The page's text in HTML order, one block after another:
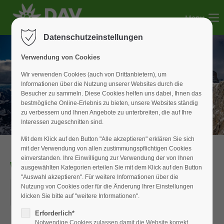
Der Eintrag "offcanvas-col2" existiert leider nicht.
Der Eintrag "offcanvas-col3" existiert leider nicht.
Der Eintrag "offcanvas-col4" existiert leider nicht.
Menu
WAN_Senioren
18.04.2018
ORT: WIESENSTRASSE IN WEISSENBURG
Datenschutzeinstellungen
Verwendung von Cookies
Wir verwenden Cookies (auch von Drittanbietern), um
Informationen über die Nutzung unserer Websites durch die
Besucher zu sammeln. Diese Cookies helfen uns dabei, Ihnen das
bestmögliche Online-Erlebnis zu bieten, unsere Websites ständig
zu verbessern und Ihnen Angebote zu unterbreiten, die auf Ihre
Interessen zugeschnitten sind.
Mit dem Klick auf den Button "Alle akzeptieren" erklären Sie sich
mit der Verwendung von allen zustimmungspflichtigen Cookies
einverstanden. Ihre Einwilligung zur Verwendung der von Ihnen
ausgewählten Kategorien erteilen Sie mit dem Klick auf den Button
"Auswahl akzeptieren". Für weitere Informationen über die
Nutzung von Cookies oder für die Änderung Ihrer Einstellungen
klicken Sie bitte auf "weitere Informationen".
Erforderlich*
Notwendige Cookies zulassen damit die Website korrekt